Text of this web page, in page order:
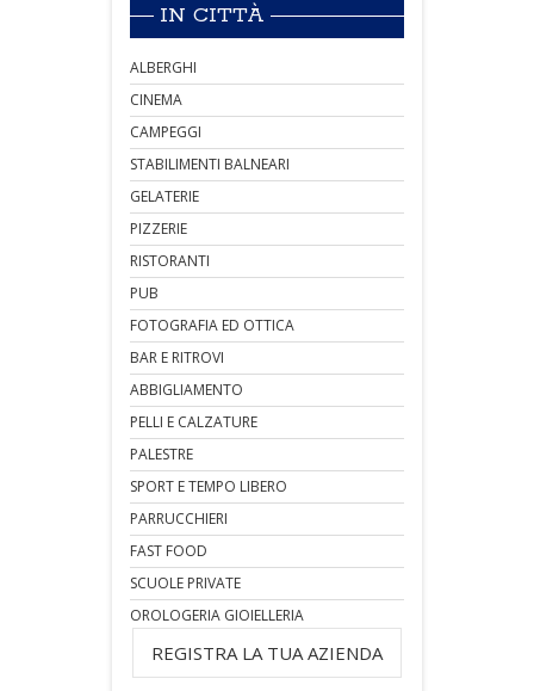
IN CITTÀ
ALBERGHI
CINEMA
CAMPEGGI
STABILIMENTI BALNEARI
GELATERIE
PIZZERIE
RISTORANTI
PUB
FOTOGRAFIA ED OTTICA
BAR E RITROVI
ABBIGLIAMENTO
PELLI E CALZATURE
PALESTRE
SPORT E TEMPO LIBERO
PARRUCCHIERI
FAST FOOD
SCUOLE PRIVATE
OROLOGERIA GIOIELLERIA
REGISTRA LA TUA AZIENDA